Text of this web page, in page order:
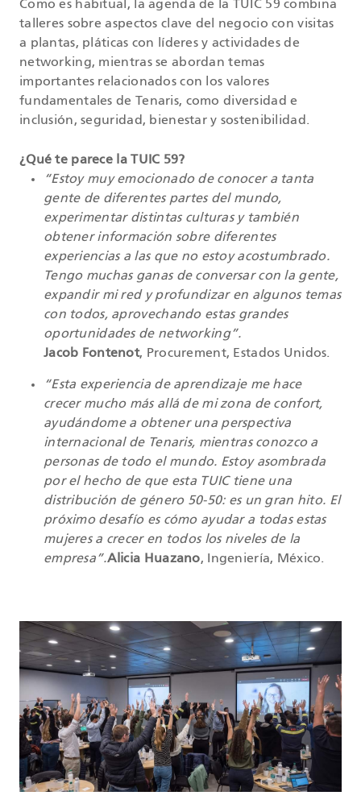
Como es habitual, la agenda de la TUIC 59 combina
talleres sobre aspectos clave del negocio con visitas
a plantas, pláticas con líderes y actividades de
networking, mientras se abordan temas
importantes relacionados con los valores
fundamentales de Tenaris, como diversidad e
inclusión, seguridad, bienestar y sostenibilidad.
¿Qué te parece la TUIC 59?
“Estoy muy emocionado de conocer a tanta
gente de diferentes partes del mundo,
experimentar distintas culturas y también
obtener información sobre diferentes
experiencias a las que no estoy acostumbrado.
Tengo muchas ganas de conversar con la gente,
expandir mi red y profundizar en algunos temas
con todos, aprovechando estas grandes
oportunidades de networking”.
Jacob Fontenot, Procurement, Estados Unidos.
“Esta experiencia de aprendizaje me hace
crecer mucho más allá de mi zona de confort,
ayudándome a obtener una perspectiva
internacional de Tenaris, mientras conozco a
personas de todo el mundo. Estoy asombrada
por el hecho de que esta TUIC tiene una
distribución de género 50-50: es un gran hito. El
próximo desafío es cómo ayudar a todas estas
mujeres a crecer en todos los niveles de la
empresa”.Alicia Huazano, Ingeniería, México.